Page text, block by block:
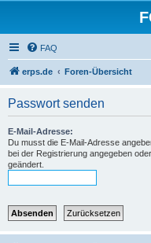
FAQ
erps.de Foren-Übersicht
Passwort senden
E-Mail-Adresse:
Du musst die E-Mail-Adresse
bei der Registrierung angegeben
geändert.